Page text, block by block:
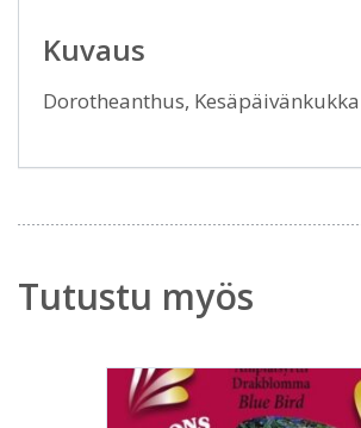
Kuvaus
Dorotheanthus, Kesäpäivänkukka
Tutustu myös